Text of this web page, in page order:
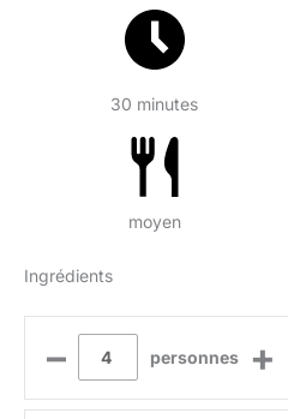
30 minutes
moyen
Ingrédients
– personnes +